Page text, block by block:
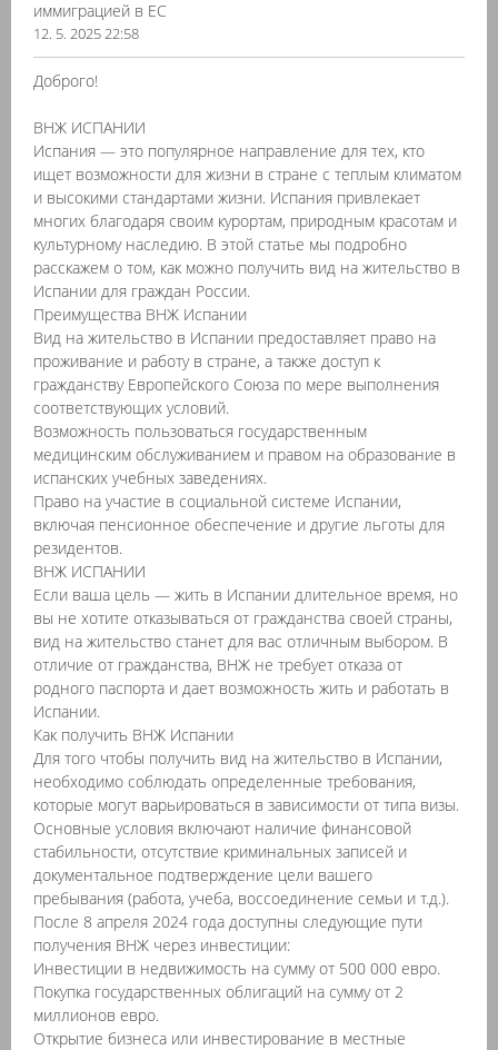
иммиграцией в ЕС
12. 5. 2025 22:58
Доброго!
ВНЖ ИСПАНИИ
Испания — это популярное направление для тех, кто
ищет возможности для жизни в стране с теплым климатом
и высокими стандартами жизни. Испания привлекает
многих благодаря своим курортам, природным красотам и
культурному наследию. В этой статье мы подробно
расскажем о том, как можно получить вид на жительство в
Испании для граждан России.
Преимущества ВНЖ Испании
Вид на жительство в Испании предоставляет право на
проживание и работу в стране, а также доступ к
гражданству Европейского Союза по мере выполнения
соответствующих условий.
Возможность пользоваться государственным
медицинским обслуживанием и правом на образование в
испанских учебных заведениях.
Право на участие в социальной системе Испании,
включая пенсионное обеспечение и другие льготы для
резидентов.
ВНЖ ИСПАНИИ
Если ваша цель — жить в Испании длительное время, но
вы не хотите отказываться от гражданства своей страны,
вид на жительство станет для вас отличным выбором. В
отличие от гражданства, ВНЖ не требует отказа от
родного паспорта и дает возможность жить и работать в
Испании.
Как получить ВНЖ Испании
Для того чтобы получить вид на жительство в Испании,
необходимо соблюдать определенные требования,
которые могут варьироваться в зависимости от типа визы.
Основные условия включают наличие финансовой
стабильности, отсутствие криминальных записей и
документальное подтверждение цели вашего
пребывания (работа, учеба, воссоединение семьи и т.д.).
После 8 апреля 2024 года доступны следующие пути
получения ВНЖ через инвестиции:
Инвестиции в недвижимость на сумму от 500 000 евро.
Покупка государственных облигаций на сумму от 2
миллионов евро.
Открытие бизнеса или инвестирование в местные